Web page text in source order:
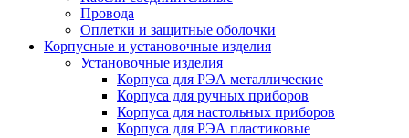
Провода
Оплетки и защитные оболочки
Корпусные и установочные изделия
Установочные изделия
Корпуса для РЭА металлические
Корпуса для ручных приборов
Корпуса для настольных приборов
Корпуса для РЭА пластиковые